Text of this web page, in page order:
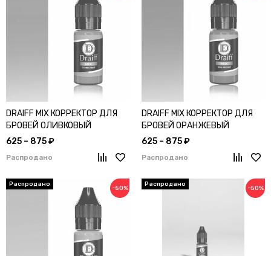
DRAIFF MIX КОРРЕКТОР ДЛЯ
БРОВЕЙ ОЛИВКОВЫЙ
625 – 875 ₽
Распродано
DRAIFF MIX КОРРЕКТОР ДЛЯ
БРОВЕЙ ОРАНЖЕВЫЙ
625 – 875 ₽
Распродано
−50% −50%